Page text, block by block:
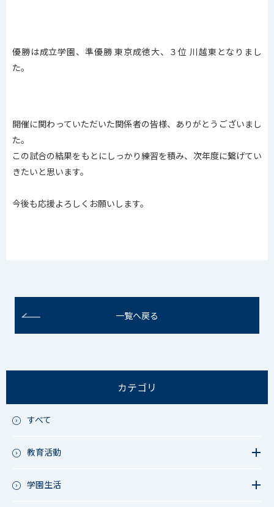
優勝は成立学園、準優勝 東京成徳大、３位 川越東となりまし
た。
開催に関わっていただいた関係者の皆様、ありがとうございまし
た。
この試合の結果をもとにしっかり練習を積み、次年度に繋げてい
きたいと思います。
今後も応援よろしくお願いします。
一覧へ戻る
カテゴリ
すべて
教育活動
教育活動（高校）
学園生活